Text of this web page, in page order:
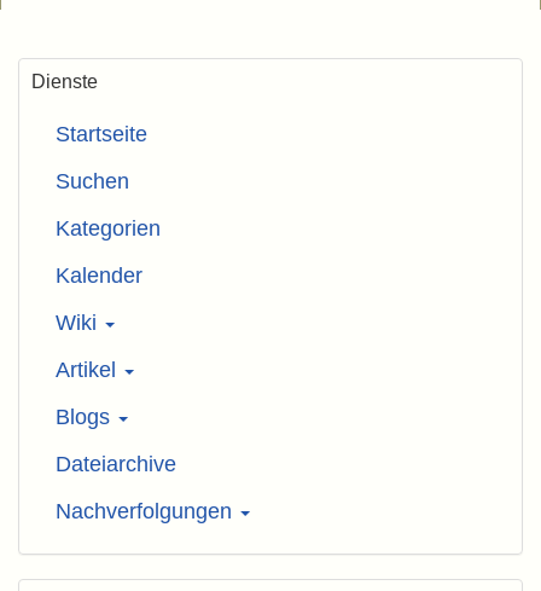
Dienste
Startseite
Suchen
Kategorien
Kalender
Wiki
Artikel
Blogs
Dateiarchive
Nachverfolgungen